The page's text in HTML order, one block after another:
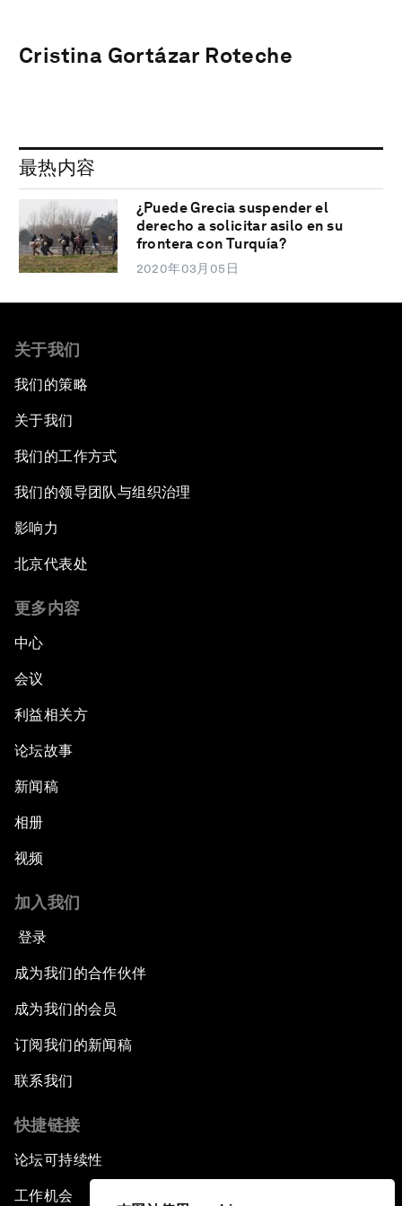
Cristina Gortázar Roteche
最热内容
¿Puede Grecia suspender el
derecho a solicitar asilo en su
frontera con Turquía?
2020年03月05日
关于我们
我们的策略
关于我们
我们的工作方式
我们的领导团队与组织治理
影响力
北京代表处
更多内容
中心
会议
利益相关方
论坛故事
新闻稿
相册
视频
加入我们
登录
成为我们的合作伙伴
成为我们的会员
订阅我们的新闻稿
联系我们
快捷链接
论坛可持续性
工作机会